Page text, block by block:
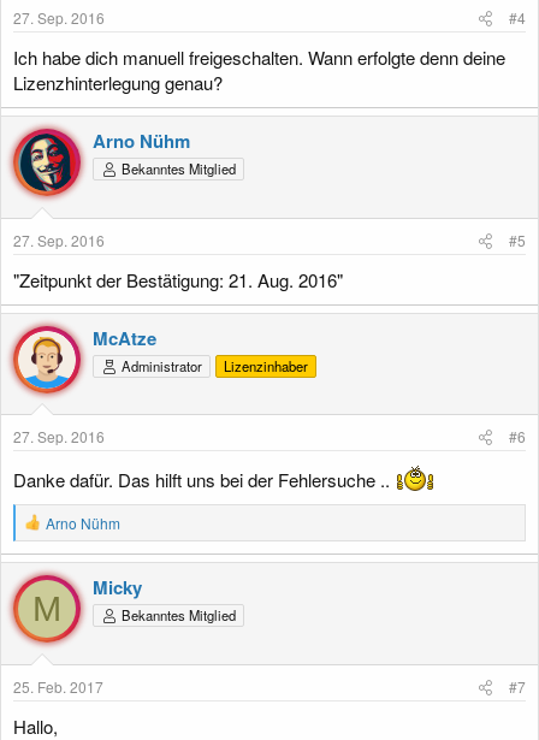
27. Sep. 2016 #4
Ich habe dich manuell freigeschalten. Wann erfolgte denn deine
Lizenzhinterlegung genau?
Arno Nühm
Bekanntes Mitglied
27. Sep. 2016 #5
"Zeitpunkt der Bestätigung: 21. Aug. 2016"
McAtze
Administrator Lizenzinhaber
27. Sep. 2016 #6
Danke dafür. Das hilft uns bei der Fehlersuche ..
R
e
a
k
i
o
n
n
Arno Nühm
M
Micky
Bekanntes Mitglied
25. Feb. 2017 #7
Hallo,